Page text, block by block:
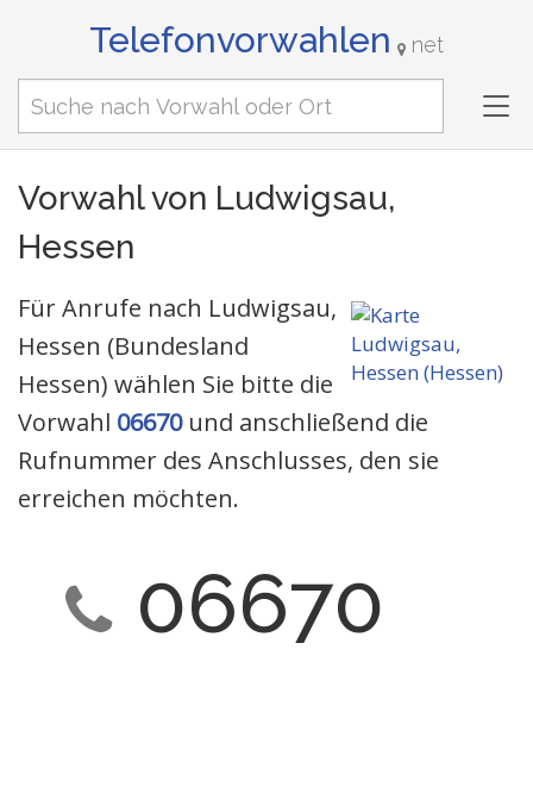
Telefonvorwahlen net
Vorwahl von Ludwigsau,
Hessen
Für Anrufe nach Ludwigsau,
Hessen (Bundesland
Hessen) wählen Sie bitte die
Vorwahl 06670und anschließend die
Rufnummer des Anschlusses, den sie
erreichen möchten.
06670